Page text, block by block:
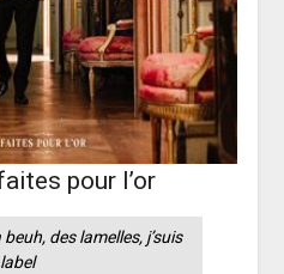
pour l’or
beuh, des lamelles, j’suis